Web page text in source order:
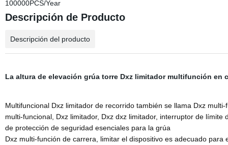
100000PCS/Year
Descripción de Producto
Descripción del producto
La altura de elevación grúa torre Dxz limitador multifunción en
Multifuncional Dxz limitador de recorrido también se llama Dxz
multi-funcional, Dxz limitador, Dxz dxz limitador, interruptor de
de protección de seguridad esenciales para la grúa
Dxz multi-función de carrera, limitar el dispositivo es adecuado